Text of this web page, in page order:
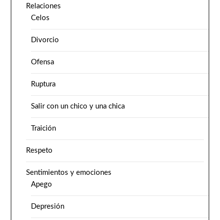
Relaciones
Celos
Divorcio
Ofensa
Ruptura
Salir con un chico y una chica
Traición
Respeto
Sentimientos y emociones
Apego
Depresión